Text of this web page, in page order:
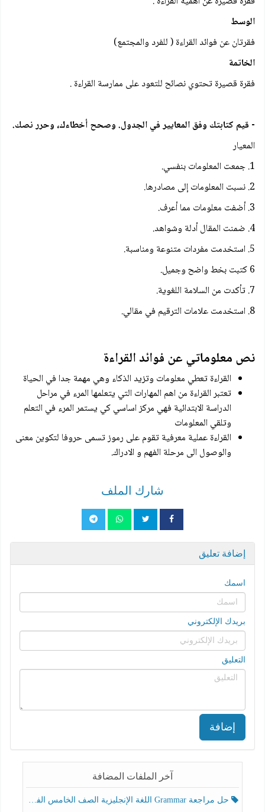
الوسط
فقرتان عن فوائد القراءة ( للفرد والمجتمع)
الخاتمة
فقرة قصيرة تحتوي نصائح للتعود على ممارسة القراءة .
- قيم كتابتك وفق المعايير في الجدول. وصحح أخطاءك، وحرر نصك.
المعيار
1. جمعت المعلومات بنفسي.
2. نسبت المعلومات إلى مصادرها.
3. أضفت معلومات مما أعرف.
4. ضمنت المقال أدلة وشواهد.
5. استخدمت مفردات متنوعة ومناسبة.
6 كتبت بخط واضح وجميل.
7. تأكدت من السلامة اللغوية.
8. استخدمت علامات الترقيم في مقالي.
نص معلوماتي عن فوائد القراءة
القراءة تعطي معلومات وتزيد الذكاء وهي مهمة جدا في الحياة
تعتبر القراءة من اهم المهارات التي يتعلمها المرء في مراحل
الدراسة الابتدائية فهي مركز اساسي كي يستمر المرء في التعلم
وتلقي المعلومات
القراءة عملية معرفية تقوم على رموز تسمى حروفا لتكوين معنى
والوصول الى مرحلة الفهم و الادراك.
شارك الملف
إضافة تعليق
اسمك
بريدك الإلكتروني
التعليق
إضافة
آخر الملفات المضافة
حل مراجعة Grammar اللغة الإنجليزية الصف الخامس الفصل الثالث